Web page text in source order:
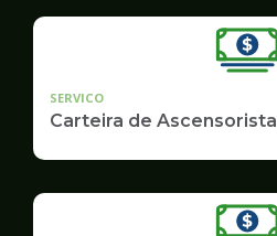
SERVICO
Carteira de Ascensorista